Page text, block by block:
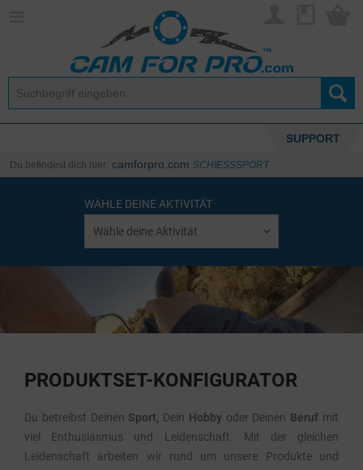
SUPPORT
Du befindest dich hier: camforpro.com SCHIESSSPORT
WÄHLE DEINE AKTIVITÄT
PRODUKTSET-KONFIGURATOR
Du betreibst Deinen Sport, Dein Hobbyoder Deinen Beruf mit
viel Enthusiasmus und Leidenschaft. Mit der gleichen
Leidenschaft arbeiten wir rund um unsere Produkte und